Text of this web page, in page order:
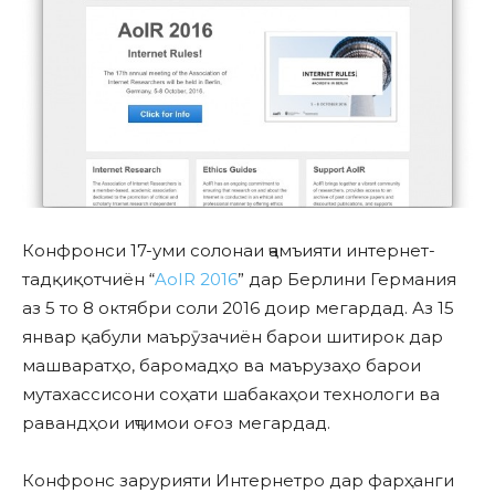
Конфронси 17-уми солонаи ҷамъияти интернет-
тадқиқотчиён “AoIR 2016” дар Берлини Германия
аз 5 то 8 октябри соли 2016 доир мегардад. Аз 15
январ қабули маърӯзачиён барои шитирок дар
машваратҳо, баромадҳо ва маърузаҳо барои
мутахассисони соҳати шабакаҳои технологи ва
равандҳои иҷтимои оғоз мегардад.
Конфронс зарурияти Интернетро дар фарҳанги